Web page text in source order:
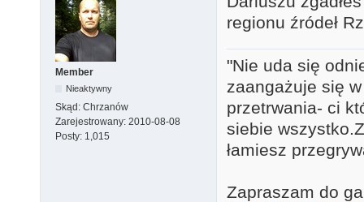
Member
Nieaktywny
Skąd: Chrzanów
Zarejestrowany: 2010-08-08
Posty: 1,015
regionu źródeł
"Nie uda się
zaangażuje się
przetrwania- ci
siebie
łamiesz
Zapraszam do